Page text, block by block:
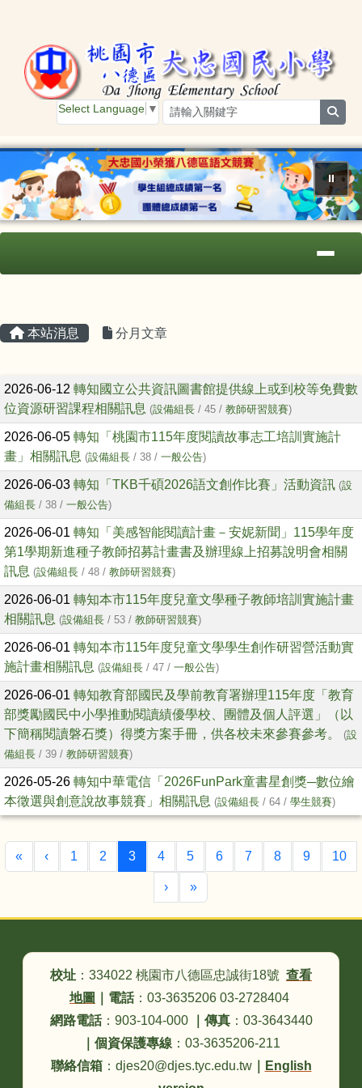
Select Language ▼
⏸
本站消息 分月文章
文章列表
2026-06-12 轉知國立公共資訊圖書館提供線上或到校等免費數
位資源研習課程相關訊息 (設備組長 / 45 / 教師研習競賽)
2026-06-05 轉知「桃園市115年度閱讀故事志工培訓實施計
畫」相關訊息 (設備組長 / 38 / 一般公告)
2026-06-03 轉知「TKB千碩2026語文創作比賽」活動資訊 (設
備組長 / 38 / 一般公告)
2026-06-01 轉知「美感智能閱讀計畫－安妮新聞」115學年度
第1學期新進種子教師招募計畫書及辦理線上招募說明會相關
訊息 (設備組長 / 48 / 教師研習競賽)
2026-06-01 轉知本市115年度兒童文學種子教師培訓實施計畫
相關訊息 (設備組長 / 53 / 教師研習競賽)
2026-06-01 轉知本市115年度兒童文學學生創作研習營活動實
施計畫相關訊息 (設備組長 / 47 / 一般公告)
2026-06-01 轉知教育部國民及學前教育署辦理115年度「教育
部獎勵國民中小學推動閱讀績優學校、團體及個人評選」（以
下簡稱閱讀磐石獎）得獎方案手冊，供各校未來參賽參考。
(設
備組長 / 39 / 教師研習競賽)
2026-05-26 轉知中華電信「2026FunPark童書星創獎─數位繪
本徵選與創意說故事競賽」相關訊息 (設備組長 / 64 / 學生競賽)
« 第一頁
‹上一頁
1 2 3(目前頁次)
4 5 6 7 8 9 10
›下一頁
»最後頁
校址 ：334022 桃園市八德區忠誠街18號 查看
地圖
電話：03-3635206 03-2728404
網路電話：903-104-000 傳真：03-3643440
個資保護專線 ：03-3635206-211
聯絡信箱：djes20@djes.tyc.edu.tw｜
English